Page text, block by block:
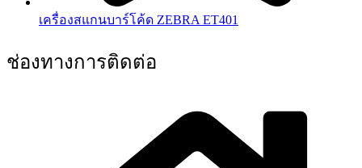
เครื่องสแกนบาร์โค้ด ZEBRA ET401
ช่องทางการติดต่อ